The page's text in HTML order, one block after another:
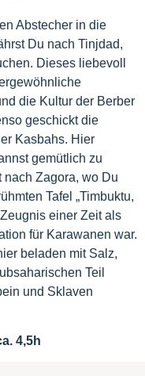
Abstecher in die
Du nach Tinjdad,
Dieses liebevoll
die Kultur der Berber
geschickt die
Kasbahs. Hier
gemütlich zu
nach Zagora, wo Du
Tafel „Timbuktu,
einer Zeit als
für Karawanen war.
beladen mit Salz,
Teil
und Sklaven
4,5h